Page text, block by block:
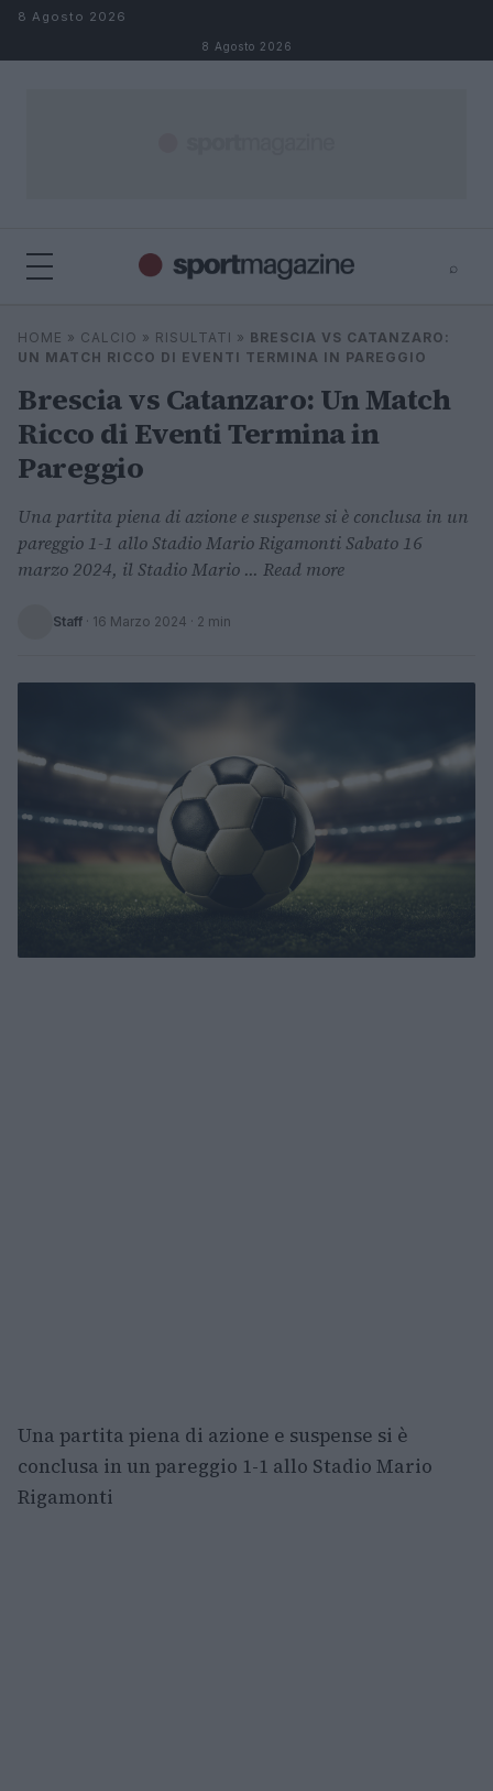
Salta al contenuto
8 Agosto 2026
8 Agosto 2026
⌕
Cerca
⌕
HOME » CALCIO » RISULTATI » BRESCIA VS CATANZARO:
UN MATCH RICCO DI EVENTI TERMINA IN PAREGGIO
Brescia vs Catanzaro: Un Match
Ricco di Eventi Termina in
Pareggio
Una partita piena di azione e suspense si è conclusa in un
pareggio 1-1 allo Stadio Mario Rigamonti Sabato 16
marzo 2024, il Stadio Mario ... Read more
Staff · 16 Marzo 2024 · 2 min
Una partita piena di azione e suspense si è
conclusa in un pareggio 1-1 allo Stadio Mario
Rigamonti